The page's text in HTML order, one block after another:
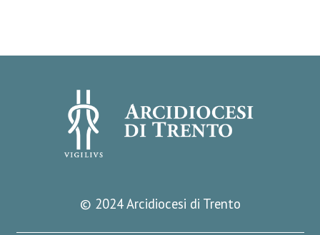
© 2024 Arcidiocesi di Trento